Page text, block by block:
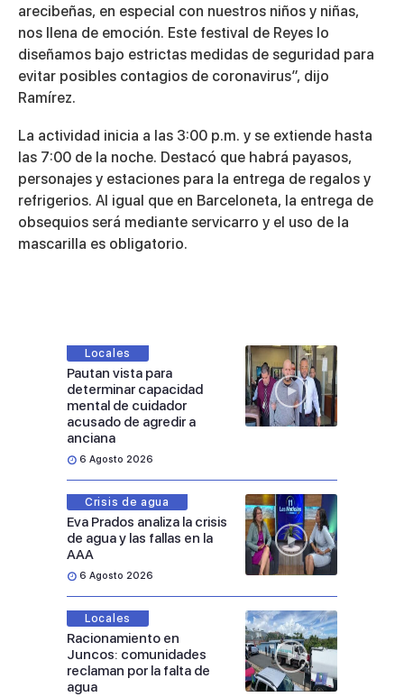
arecibeñas, en especial con nuestros niños y niñas,
nos llena de emoción. Este festival de Reyes lo
diseñamos bajo estrictas medidas de seguridad para
evitar posibles contagios de coronavirus”, dijo
Ramírez.
La actividad inicia a las 3:00 p.m. y se extiende hasta
las 7:00 de la noche. Destacó que habrá payasos,
personajes y estaciones para la entrega de regalos y
refrigerios. Al igual que en Barceloneta, la entrega de
obsequios será mediante servicarro y el uso de la
mascarilla es obligatorio.
Locales
Pautan vista para
determinar capacidad
mental de cuidador
acusado de agredir a
anciana
6 Agosto 2026
Crisis de agua
Eva Prados analiza la crisis
de agua y las fallas en la
AAA
6 Agosto 2026
Locales
Racionamiento en
Juncos: comunidades
reclaman por la falta de
agua